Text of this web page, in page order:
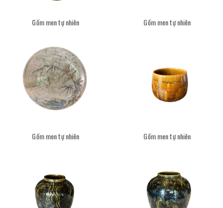
Gốm men tự nhiên Gốm men tự nhiên
Gốm men tự nhiên Gốm men tự nhiên